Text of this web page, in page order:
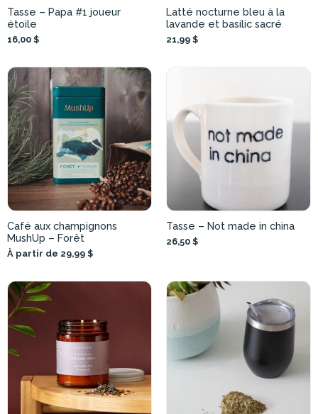
Tasse – Papa #1 joueur
étoile
16,00 $
Latté nocturne bleu à la
lavande et basilic sacré
21,99 $
Café aux champignons
MushUp – Forêt
À partir de 29,99 $
Tasse – Not made in china
26,50 $